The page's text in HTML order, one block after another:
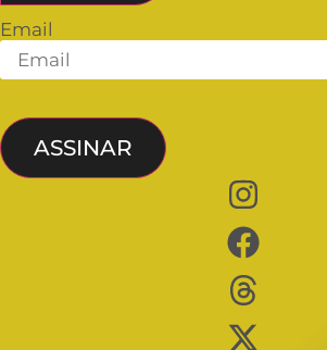
Email
ASSINAR